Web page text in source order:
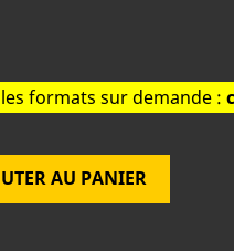
formats sur demande :
AU PANIER